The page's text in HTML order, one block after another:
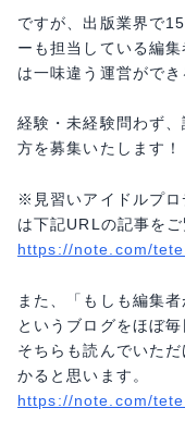
ですが、出版業界で
ーも担当している編
は一味違う運営ができ
経験・未経験問わず
方を募集いたします！
※見習いアイドルプ
は下記URLの記事をご
https://note.com/
また、「もしも編集
というブログをほぼ毎
そちらも読んでいた
かると思います。
https://note.com/